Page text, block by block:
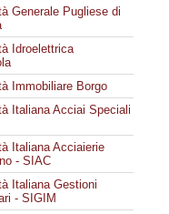
Generale Pugliese di
Idroelettrica
Immobiliare Borgo
Italiana Acciai Speciali
Italiana Acciaierie
- SIAC
Italiana Gestioni
- SIGIM